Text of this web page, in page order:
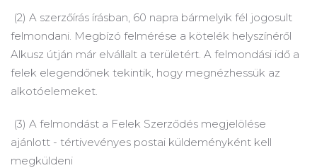
(2) A szerzőírás írásban, 60 napra bármelyik fél jogosult
felmondani. Megbízó felmérése a kötelék helyszínéről
Alkusz útján már elvállalt a területért. A felmondási idő a
felek elegendőnek tekintik, hogy megnézhessük az
alkotóelemeket.
(3) A felmondást a Felek Szerződés megjelölése
ajánlott - tértivevényes postai küldeményként kell
megküldeni